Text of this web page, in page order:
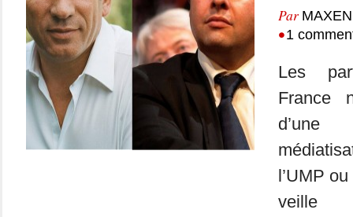
Par
•1
Les
France
l’UMP
veille